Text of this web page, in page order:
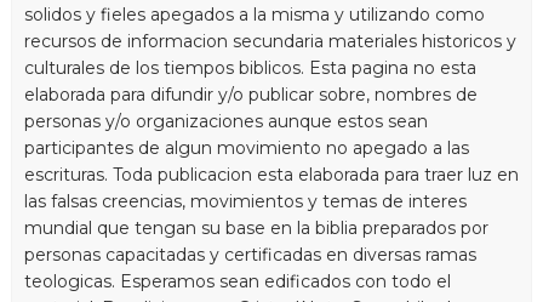
solidos y fieles apegados a la misma y utilizando como
recursos de informacion secundaria materiales historicos y
culturales de los tiempos biblicos. Esta pagina no esta
elaborada para difundir y/o publicar sobre, nombres de
personas y/o organizaciones aunque estos sean
participantes de algun movimiento no apegado a las
escrituras. Toda publicacion esta elaborada para traer luz en
las falsas creencias, movimientos y temas de interes
mundial que tengan su base en la biblia preparados por
personas capacitadas y certificadas en diversas ramas
teologicas. Esperamos sean edificados con todo el